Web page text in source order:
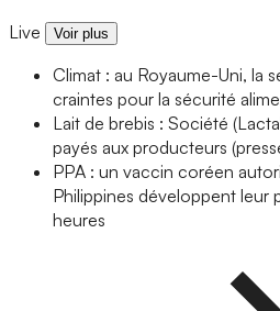
Live Voir plus
Climat : au Royaume-Uni, la
craintes pour la sécurité
Lait de brebis : Société
payés aux producteurs
PPA : un vaccin coréen
Philippines développent leur
heures